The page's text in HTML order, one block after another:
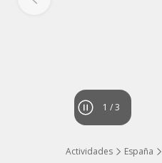
1 /3
Actividades España